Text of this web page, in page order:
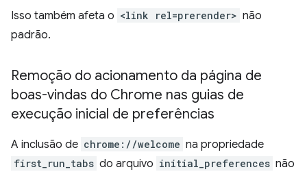
Isso também afeta o <link rel=prerender> não
padrão.
Remoção do acionamento da página de
boas-vindas do Chrome nas guias de
execução inicial de preferências
A inclusão de chrome://welcome na propriedade
first_run_tabs do arquivo initial_preferences não